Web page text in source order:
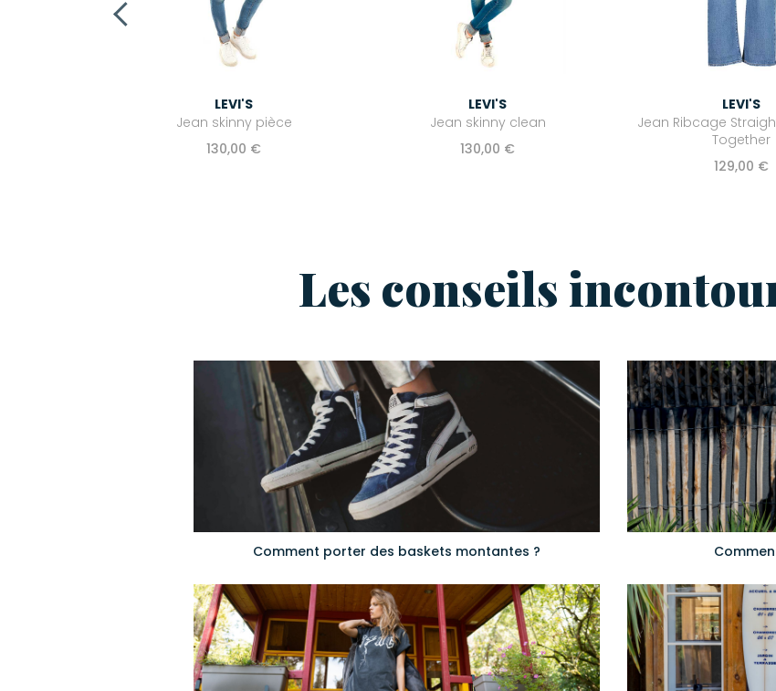
LEVI'S
Jean skinny pièce
130,00 €
LEVI'S
Jean skinny clean
130,00 €
LEVI'S
Jean Ribcage
Together
129,00 €
Les conseils
Comment porter des baskets montantes ?